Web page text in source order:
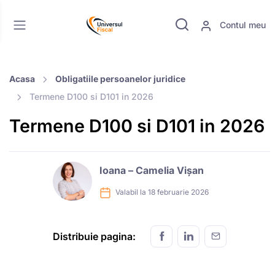
Contul meu
Acasa
Obligatiile persoanelor juridice
Termene D100 si D101 in 2026
Termene D100 si D101 in 2026
Ioana – Camelia Vișan
Valabil la 18 februarie 2026
Distribuie pagina: